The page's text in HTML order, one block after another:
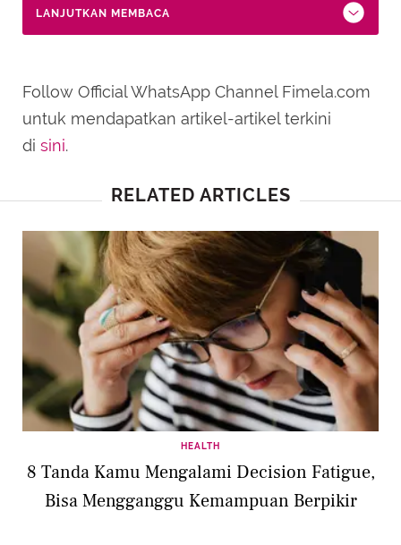
LANJUTKAN MEMBACA
Follow Official WhatsApp Channel Fimela.com
untuk mendapatkan artikel-artikel terkini
di sini.
RELATED ARTICLES
HEALTH
8 Tanda Kamu Mengalami Decision Fatigue,
Bisa Mengganggu Kemampuan Berpikir